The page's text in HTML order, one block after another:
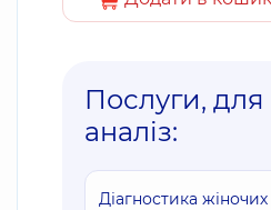
Послуги, для
аналіз:
Діагностика